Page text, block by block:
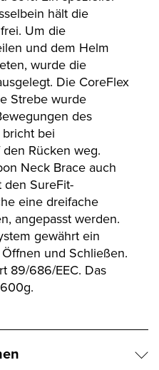
hält die
Um die
und dem Helm
wurde die
Die CoreFlex
Strebe wurde
des
bei
Rücken weg.
Neck Brace auch
den SureFit-
eine dreifache
angepasst werden.
gewährt ein
und Schließen.
89/686/EEC. Das